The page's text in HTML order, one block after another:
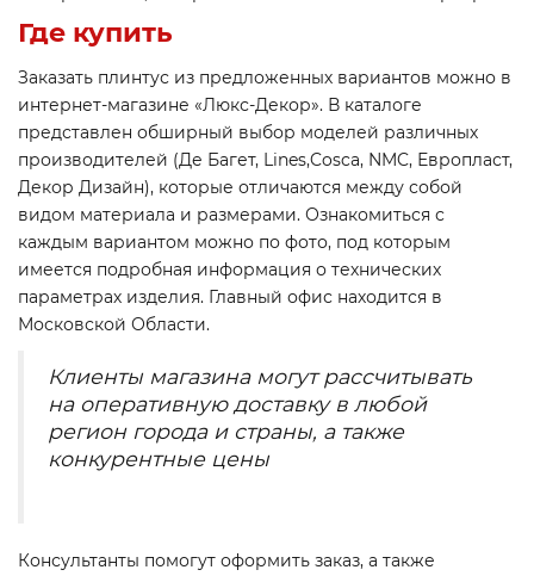
Где купить
Заказать плинтус из предложенных вариантов можно в
интернет-магазине «Люкс-Декор». В каталоге
представлен обширный выбор моделей различных
производителей (Де Багет, Lines,Cosca, NMC, Европласт,
Декор Дизайн), которые отличаются между собой
видом материала и размерами. Ознакомиться с
каждым вариантом можно по фото, под которым
имеется подробная информация о технических
параметрах изделия. Главный офис находится в
Московской Области.
Клиенты магазина могут рассчитывать
на оперативную доставку в любой
регион города и страны, а также
конкурентные цены
Консультанты помогут оформить заказ, а также